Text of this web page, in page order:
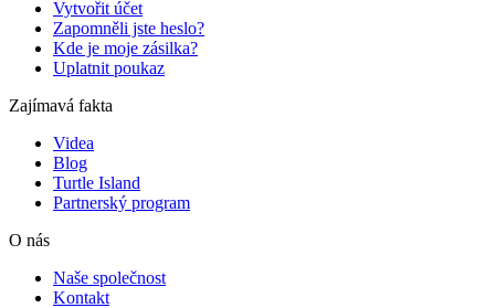
Vytvořit účet
Zapomněli jste heslo?
Kde je moje zásilka?
Uplatnit poukaz
Zajímavá fakta
Videa
Blog
Turtle Island
Partnerský program
O nás
Naše společnost
Kontakt